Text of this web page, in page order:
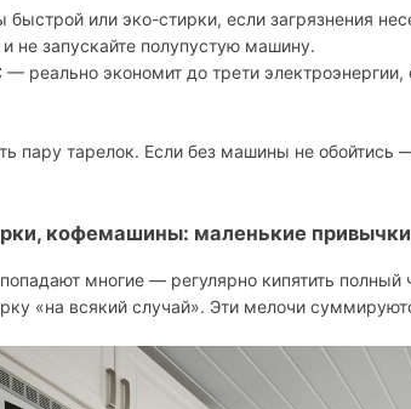
или эко-стирки, если загрязнения
не запускайте полупустую машину.
реально экономит до трети электроэнергии,
пару тарелок. Если без машины не обойтись
кофемашины: маленькие
многие — регулярно кипятить
«на всякий случай». Эти мелочи